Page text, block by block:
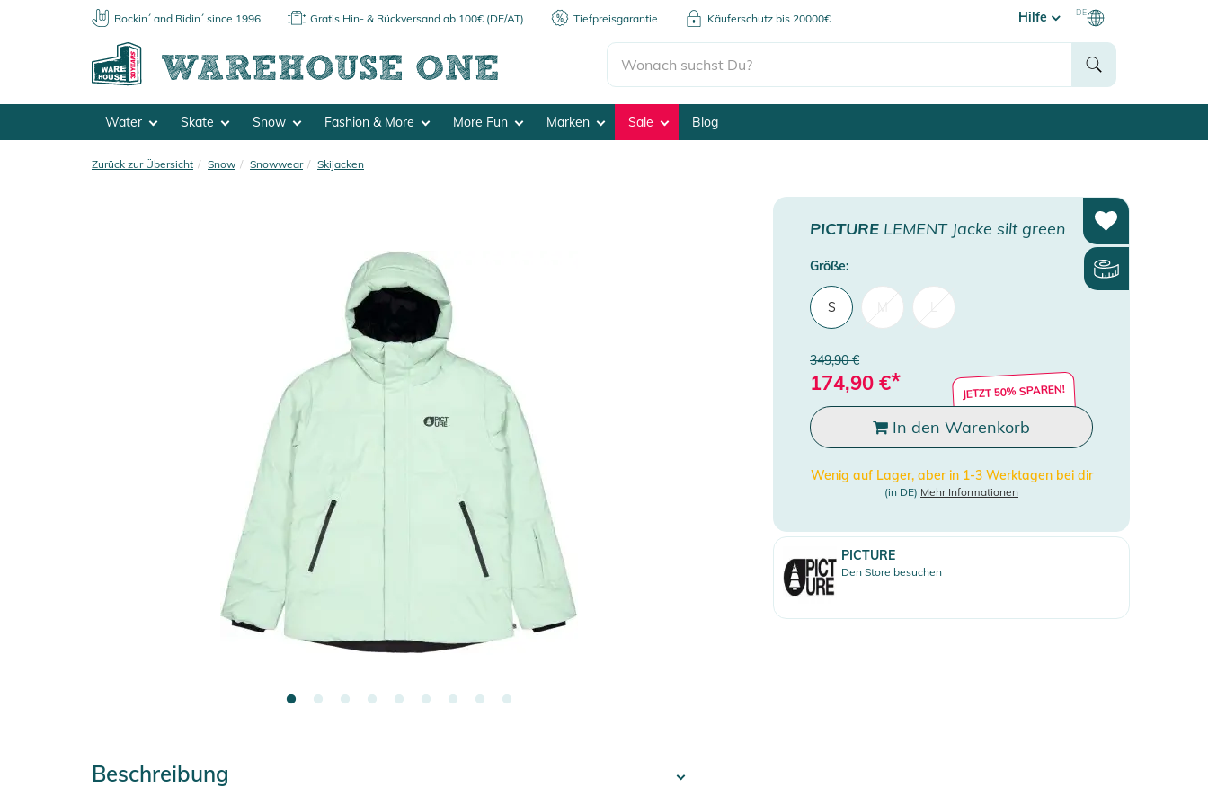
Rockin´ and Ridin´ since 1996 Gratis Hin- & Rückversand ab 100€ (DE/AT) Tiefpreisgarantie Käuferschutz bis 20000€ Hilfe DE
Water Skate Snow Fashion & More More Fun Marken Sale Blog
Zurück zur Übersicht Snow Snowwear Skijacken
PICTURE LEMENT Jacke silt green
Größe:
S
349,90 €
174,90 €* JETZT 50% SPAREN!
In den Warenkorb
Wenig auf Lager, aber in 1-3 Werktagen bei dir
(in DE) Mehr Informationen
PICTURE
Den Store besuchen
Beschreibung